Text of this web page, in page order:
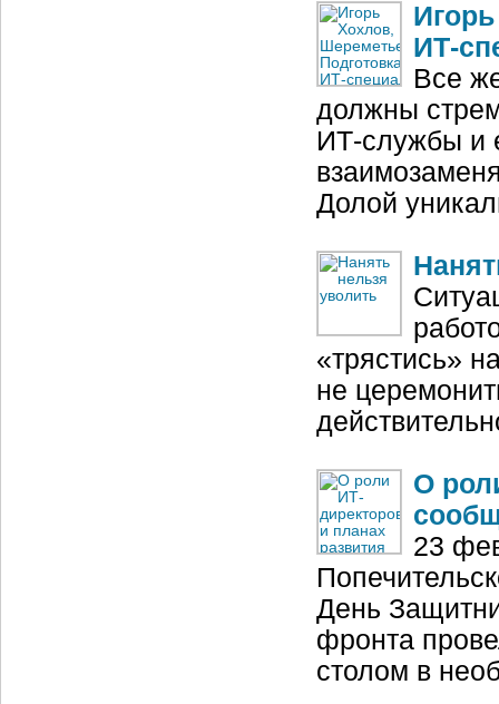
Все
должны
ИТ‑службы и
Долой
«трястись»
не
О
23
День
фронта
столом в